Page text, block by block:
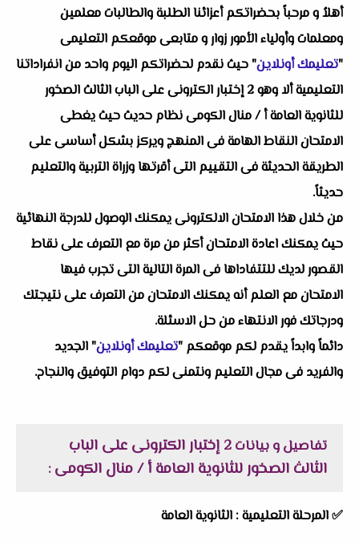
أهلاُ و مرحباً بحضراتكم أعزائنا الطلبة والطالبات معلمين
ومعلمات وأولياء الأمور زوار و متابعى موقعكم التعليمى
"تعليمك أونلاين" حيث نقدم لحضراتكم اليوم واحد من انفراداتنا
التعليمية ألا وهو
2 إختبار الكترونى على الباب الثالث الصخور
للثانوية العامة أ / منال الكومىنظام حديث حيث يغطى
الامتحان النقاط الهامة فى المنهج ويركز بشكل أساسى على
الطريقة الحديثة فى التقييم التى أقرتها وزراة التربية والتعليم
حديثاً.
من خلال هذا الامتحان الالكترونى يمكنك الوصول للدرجة النهائية
حيث يمكنك اعادة الامتحان أكثر من مرة مع التعرف على نقاط
القصور لديك للتتفاداها فى المرة التالية التى تجرب فيها
الامتحان مع العلم أنه يمكنك الامتحان من التعرف على نتيجتك
ودرجاتك فور الانتهاء من حل الاسئلة.
دائماً وابداً يقدم لكم موقعكم "تعليمك أونلاين" الجديد
والفريد فى مجال التعليم ونتمنى لكم دوام التوفيق والنجاح.
تفاصيل و بيانات
2 إختبار الكترونى على الباب
الثالث الصخور للثانوية العامة أ / منال الكومى:
✅ المرحلة التعليمية : الثانوية العامة